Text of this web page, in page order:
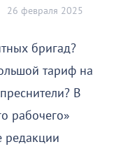
26 февраля 2025
бригад?
тариф на
В
рабочего»
редакции